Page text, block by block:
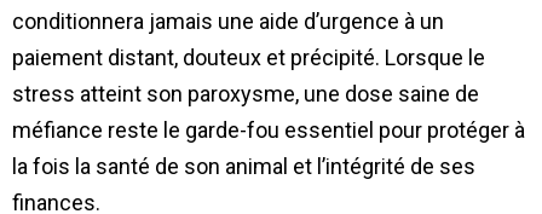
conditionnera jamais une aide d’urgence à un
paiement distant, douteux et précipité. Lorsque le
stress atteint son paroxysme, une dose saine de
méfiance reste le garde-fou essentiel pour protéger à
la fois la santé de son animal et l’intégrité de ses
finances.